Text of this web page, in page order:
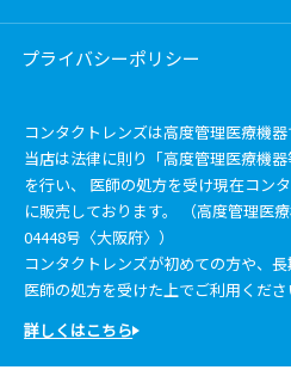
プライバシーポリシー
コンタクトレンズは高度管理医療機器
当店は法律に則り「高度管理医療機
を行い、 医師の処方を受け現在コン
に販売しております。 （高度管理医
04448号〈大阪府〉）
コンタクトレンズが初めての方や、
医師の処方を受けた上でご利用くださ
詳しくはこちら